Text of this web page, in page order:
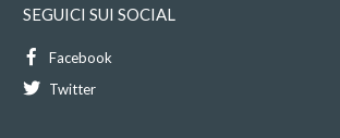
SEGUICI SUI SOCIAL
Facebook
Twitter